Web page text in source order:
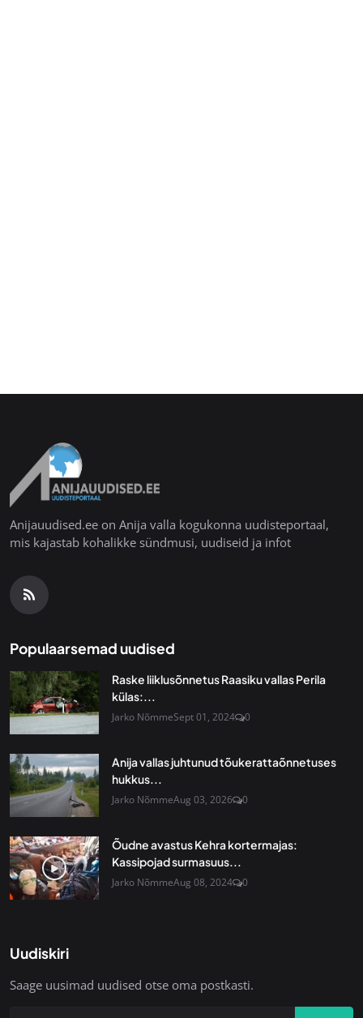
Anijauudised.ee on Anija valla kogukonna uudisteportaal,
mis kajastab kohalikke sündmusi, uudiseid ja infot
Populaarsemad uudised
Raske liiklusõnnetus Raasiku vallas Perila
külas:...
Jarko NõmmeSept 01, 2024 0
Anija vallas juhtunud tõukerattaõnnetuses
hukkus...
Jarko NõmmeAug 03, 2026 0
Õudne avastus Kehra kortermajas:
Kassipojad surmasuus...
Jarko NõmmeAug 08, 2024 0
Uudiskiri
Saage uusimad uudised otse oma postkasti.